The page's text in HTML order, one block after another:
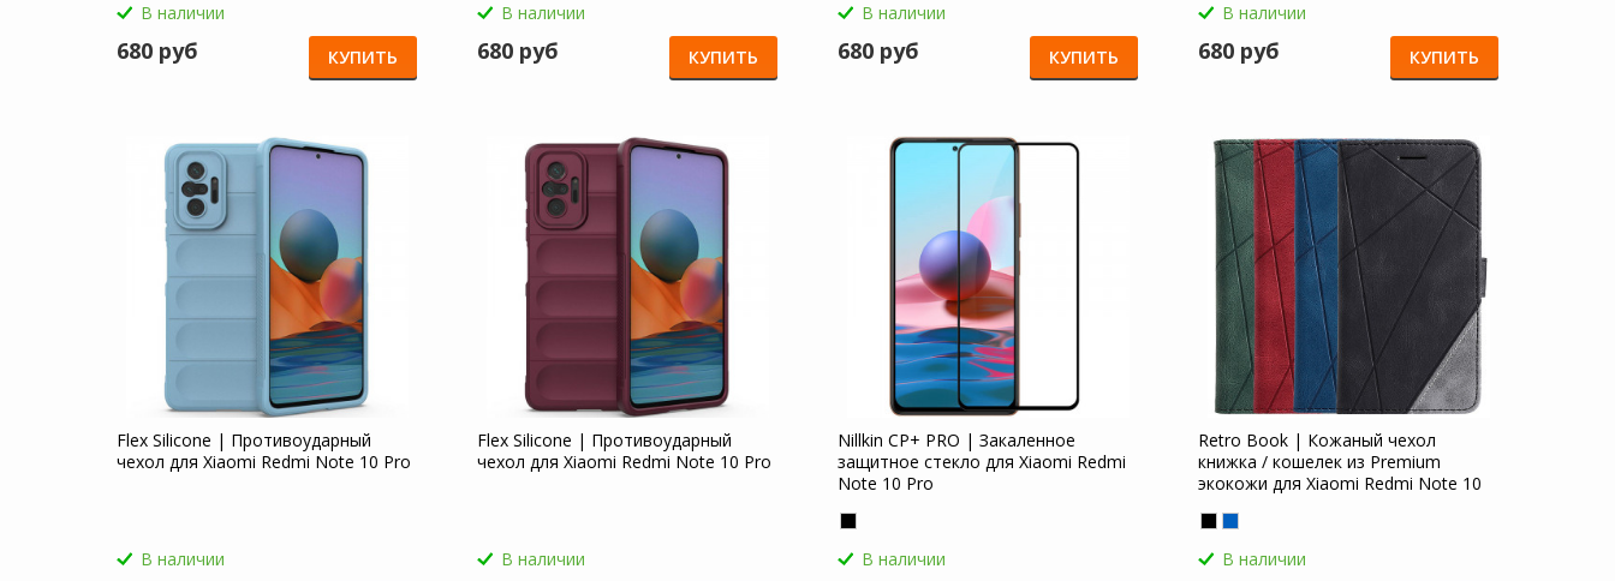
В наличии
680 руб КУПИТЬ
В наличии
680 руб КУПИТЬ
В наличии
680 руб КУПИТЬ
В наличии
680 руб КУПИТЬ
Flex Silicone | Противоударный
чехол для Xiaomi Redmi Note 10 Pro
В наличии
Flex Silicone | Противоударный
чехол для Xiaomi Redmi Note 10 Pro
В наличии
Nillkin CP+ PRO | Закаленное
защитное стекло для Xiaomi Redmi
Note 10 Pro
В наличии
Retro Book | Кожаный чехол
книжка / кошелек из Premium
экокожи для Xiaomi Redmi Note 10
В наличии